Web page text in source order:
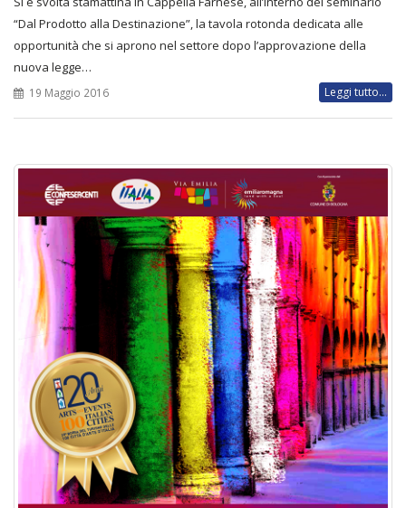
“Dal Prodotto alla Destinazione”, la tavola rotonda dedicata alle
opportunità che si aprono nel settore dopo l’approvazione della
nuova legge…
19 Maggio 2016 Leggi tutto...